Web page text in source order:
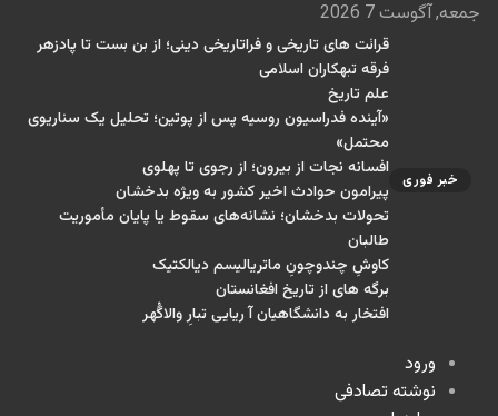
جمعه, آگوست 7 2026
خبر فوری
قرائت های تاریخی و فراتاریخی دینی؛ از بن بست تا پادزهر
فرقه تبهکاران اسلامی
علم تاریخ
«آینده فدراسیون روسیه پس از پوتین؛ تحلیل یک سناریوی
محتمل»
افسانه نجات از بیرون؛ از رجوی تا پهلوی
پیرامون حوادث اخیر کشور به ویژه بدخشان
تحولات بدخشان؛ نشانه‌های سقوط یا پایان مأموریت
طالبان
کاوشِ چندو‌چونِ ماتریالیسم دیالکتیک
برگه های از تاریخ افغانستان
افتخار به دانشگاهیان آ ریایی تبارِ والاگُهر
ورود
نوشته تصادفی